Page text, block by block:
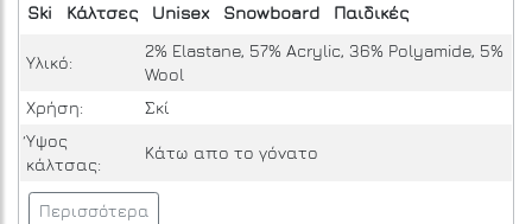
Ski Κάλτσες Unisex Snowboard Παιδικές
Υλικό:
2% Elastane, 57% Acrylic, 36% Polyamide, 5%
Wool
Χρήση:
Σκί
Ύψος
κάλτσας:
Κάτω απο το γόνατο
Περισσότερα